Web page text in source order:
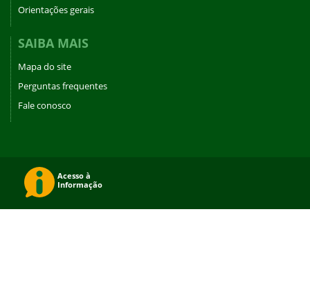
Orientações gerais
SAIBA MAIS
Mapa do site
Perguntas frequentes
Fale conosco